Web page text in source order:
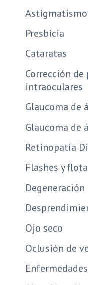
Astigmatismo
Presbicia
Cataratas
Corrección
intraoculares
Glaucoma de
Glaucoma de
Retinopatía
Flashes y
Ojo seco
Oclusión de